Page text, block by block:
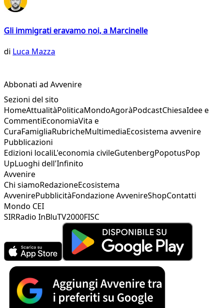
Gli immigrati eravamo noi, a Marcinelle
di Luca Mazza
Abbonati ad Avvenire
Sezioni del sito
HomeAttualitàPoliticaMondoAgoràPodcastChiesaIdee e
CommentiEconomiaVita e
CuraFamigliaRubricheMultimediaEcosistema avvenire
Pubblicazioni
Edizioni localiL'economia civileGutenbergPopotusPop
UpLuoghi dell'Infinito
Avvenire
Chi siamoRedazioneEcosistema
AvvenirePubblicitàFondazione AvvenireShopContatti
Mondo CEI
SIRRadio InBluTV2000FISC